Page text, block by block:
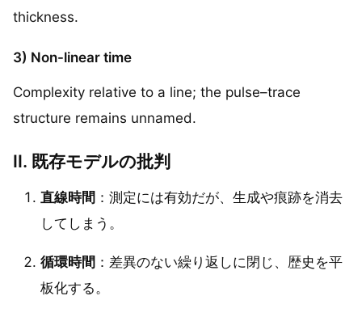
thickness.
3) Non-linear time
Complexity relative to a line; the pulse–trace
structure remains unnamed.
II. 既存モデルの批判
直線時間 ：測定には有効だが、生成や痕跡を消去
してしまう。
循環時間 ：差異のない繰り返しに閉じ、歴史を平
板化する。